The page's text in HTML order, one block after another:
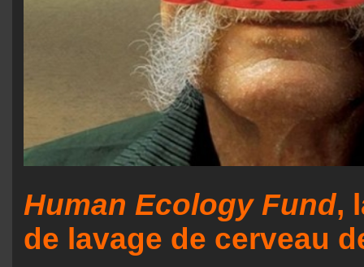
Human Ecology Fund,
de lavage de cerveau